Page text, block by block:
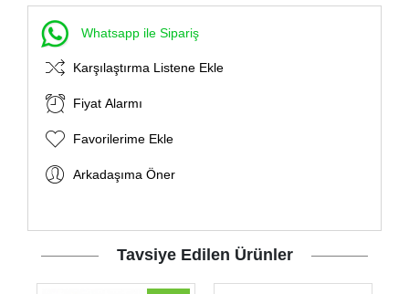
Whatsapp ile Sipariş
Karşılaştırma Listene Ekle
Fiyat Alarmı
Favorilerime Ekle
Arkadaşıma Öner
Tavsiye Edilen Ürünler